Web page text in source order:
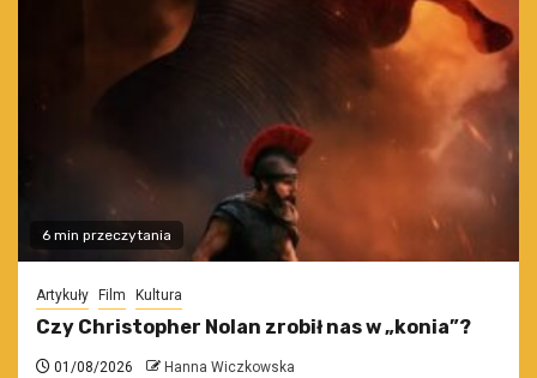
6 min przeczytania
Artykuły Film Kultura
Czy Christopher Nolan zrobił nas w „konia”?
01/08/2026 Hanna Wiczkowska